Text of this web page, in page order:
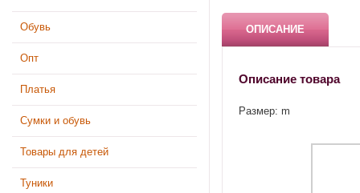
Обувь
Опт
Платья
Сумки и обувь
Товары для детей
Туники
ОПИСАНИЕ
Описание товара
Размер: m